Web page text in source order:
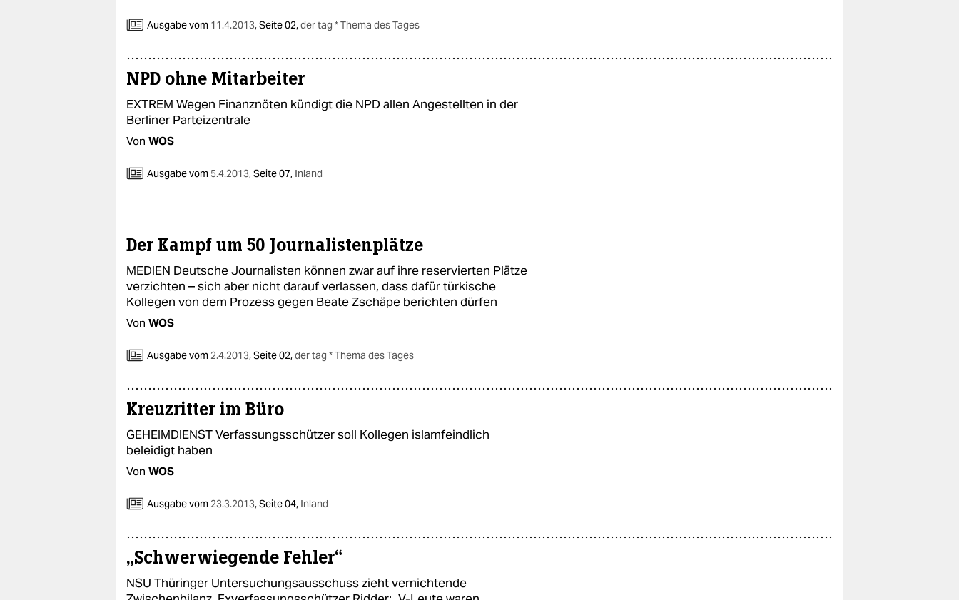
Ausgabe vom 11.4.2013,Seite 02,der tag * Thema des Tages
NPD ohne Mitarbeiter
EXTREM Wegen Finanznöten kündigt die NPD allen Angestellten in der
Berliner Parteizentrale
Von WOS
Ausgabe vom 5.4.2013,Seite 07, Inland
Der Kampf um 50 Journalistenplätze
MEDIEN Deutsche Journalisten können zwar auf ihre reservierten Plätze
verzichten – sich aber nicht darauf verlassen, dass dafür türkische
Kollegen von dem Prozess gegen Beate Zschäpe berichten dürfen
Von WOS
Ausgabe vom 2.4.2013,Seite 02,der tag * Thema des Tages
Kreuzritter im Büro
GEHEIMDIENST Verfassungsschützer soll Kollegen islamfeindlich
beleidigt haben
Von WOS
Ausgabe vom 23.3.2013,Seite 04, Inland
„Schwerwiegende Fehler“
NSU Thüringer Untersuchungsausschuss zieht vernichtende